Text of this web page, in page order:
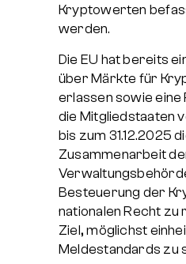
Kryptowerten
werden.
Die EU hat bereits
über Märkte für
erlassen sowie eine
die Mitgliedstaaten
bis zum 31.12.2025
Zusammenarbeit
Besteuerung der
nationalen Recht zu
Ziel, möglichst
Meldestandards zu